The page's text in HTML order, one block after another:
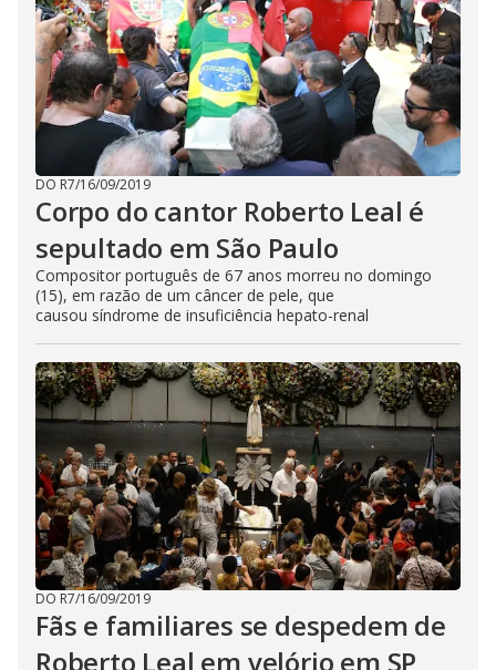
DO R7/16/09/2019
Corpo do cantor Roberto Leal é
sepultado em São Paulo
Compositor português de 67 anos morreu no domingo
(15), em razão de um câncer de pele, que
causou síndrome de insuficiência hepato-renal
DO R7/16/09/2019
Fãs e familiares se despedem de
Roberto Leal em velório em SP